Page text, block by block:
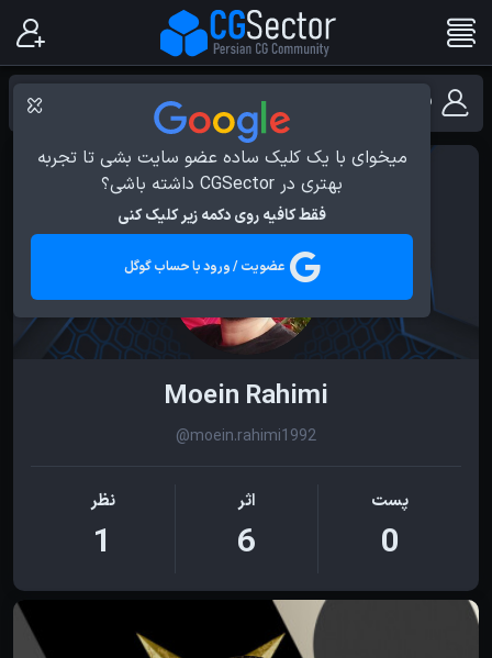
میخوای با یک کلیک ساده عضو سایت بشی تا تجربه
بهتری در CGSector داشته باشی؟
فقط کافیه روی دکمه زیر کلیک کنی
عضویت / ورود با حساب گوگل
فهرست کاربران نرم افزار Substance Painter
Moein Rahimi
@moein.rahimi1992
پست
0
اثر
6
نظر
1